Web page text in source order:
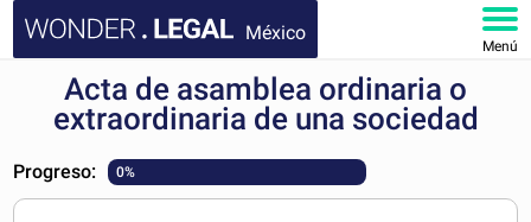
México
Menú
INICIOActa de asamblea ordinaria o
extraordinaria de una sociedad
Progreso: 0%